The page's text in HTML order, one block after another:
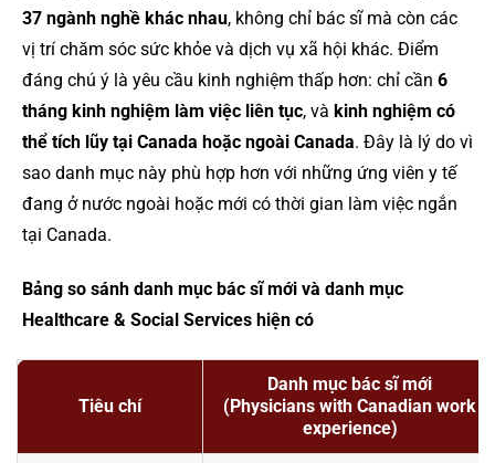
37 ngành nghề khác nhau, không chỉ bác sĩ mà còn các
vị trí chăm sóc sức khỏe và dịch vụ xã hội khác. Điểm
đáng chú ý là yêu cầu kinh nghiệm thấp hơn: chỉ cần 6
tháng kinh nghiệm làm việc liên tục, và kinh nghiệm có
thể tích lũy tại Canada hoặc ngoài Canada. Đây là lý do vì
sao danh mục này phù hợp hơn với những ứng viên y tế
đang ở nước ngoài hoặc mới có thời gian làm việc ngắn
tại Canada.
Bảng so sánh danh mục bác sĩ mới và danh mục
Healthcare & Social Services hiện có
Tiêu chí
Danh mục bác sĩ mới
(Physicians with Canadian work
experience)